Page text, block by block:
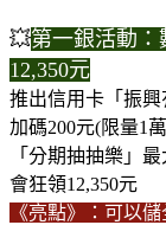
💥第一銀活動
12,350元
推出信用卡「振興
加碼200元(限量1
「分期抽抽樂」
會狂領12,350元
《亮點》：可以